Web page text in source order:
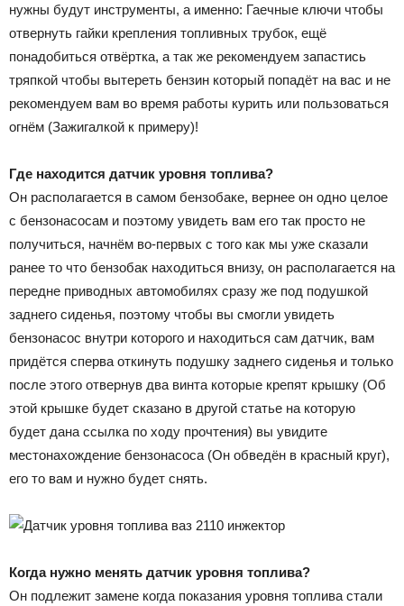
нужны будут инструменты, а именно: Гаечные ключи чтобы
отвернуть гайки крепления топливных трубок, ещё
понадобиться отвёртка, а так же рекомендуем запастись
тряпкой чтобы вытереть бензин который попадёт на вас и не
рекомендуем вам во время работы курить или пользоваться
огнём (Зажигалкой к примеру)!
Где находится датчик уровня топлива?
Он располагается в самом бензобаке, вернее он одно целое
с бензонасосам и поэтому увидеть вам его так просто не
получиться, начнём во-первых с того как мы уже сказали
ранее то что бензобак находиться внизу, он располагается на
передне приводных автомобилях сразу же под подушкой
заднего сиденья, поэтому чтобы вы смогли увидеть
бензонасос внутри которого и находиться сам датчик, вам
придётся сперва откинуть подушку заднего сиденья и только
после этого отвернув два винта которые крепят крышку (Об
этой крышке будет сказано в другой статье на которую
будет дана ссылка по ходу прочтения) вы увидите
местонахождение бензонасоса (Он обведён в красный круг),
его то вам и нужно будет снять.
Когда нужно менять датчик уровня топлива?
Он подлежит замене когда показания уровня топлива стали